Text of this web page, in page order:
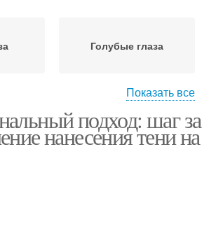
Голубые глаза
Карие глаза
Показать все
подход: шаг за
нанесения тени на